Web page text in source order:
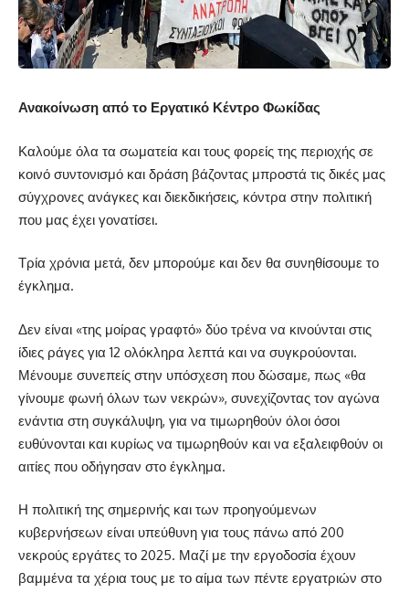
Ανακοίνωση από το Εργατικό Κέντρο Φωκίδας
Καλούμε όλα τα σωματεία και τους φορείς της περιοχής σε
κοινό συντονισμό και δράση βάζοντας μπροστά τις δικές μας
σύγχρονες ανάγκες και διεκδικήσεις, κόντρα στην πολιτική
που μας έχει γονατίσει.
Τρία χρόνια μετά, δεν μπορούμε και δεν θα συνηθίσουμε το
έγκλημα.
Δεν είναι «της μοίρας γραφτό» δύο τρένα να κινούνται στις
ίδιες ράγες για 12 ολόκληρα λεπτά και να συγκρούονται.
Μένουμε συνεπείς στην υπόσχεση που δώσαμε, πως «θα
γίνουμε φωνή όλων των νεκρών», συνεχίζοντας τον αγώνα
ενάντια στη συγκάλυψη, για να τιμωρηθούν όλοι όσοι
ευθύνονται και κυρίως να τιμωρηθούν και να εξαλειφθούν οι
αιτίες που οδήγησαν στο έγκλημα.
Η πολιτική της σημερινής και των προηγούμενων
κυβερνήσεων είναι υπεύθυνη για τους πάνω από 200
νεκρούς εργάτες το 2025. Μαζί με την εργοδοσία έχουν
βαμμένα τα χέρια τους με το αίμα των πέντε εργατριών στο